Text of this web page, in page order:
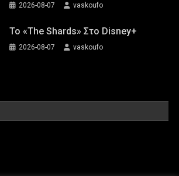
2026-08-07 vaskoufo
To «The Shards» Στο Disney+
2026-08-07 vaskoufo